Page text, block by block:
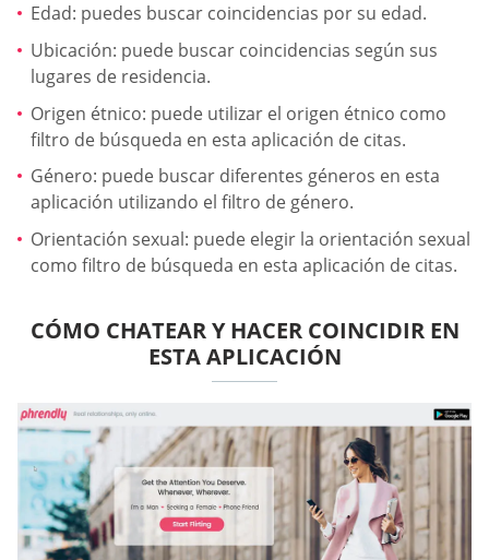
Edad: puedes buscar coincidencias por su edad.
Ubicación: puede buscar coincidencias según sus
lugares de residencia.
Origen étnico: puede utilizar el origen étnico como
filtro de búsqueda en esta aplicación de citas.
Género: puede buscar diferentes géneros en esta
aplicación utilizando el filtro de género.
Orientación sexual: puede elegir la orientación sexual
como filtro de búsqueda en esta aplicación de citas.
CÓMO CHATEAR Y HACER COINCIDIR EN
ESTA APLICACIÓN